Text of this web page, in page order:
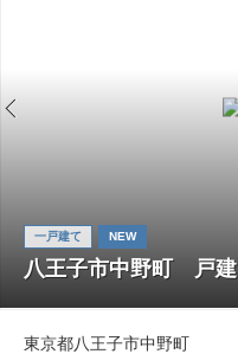
一戸建て NEW
八王子市中野町 戸建
東京都八王子市中野町